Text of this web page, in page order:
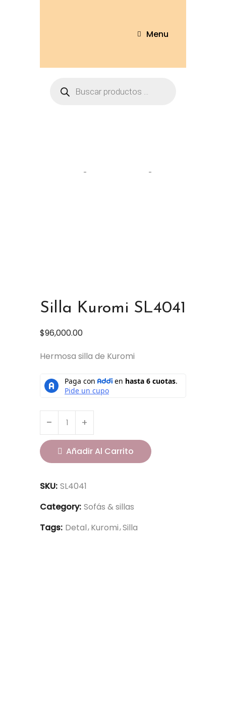
Menu
Silla Kuromi SL4041
$96,000.00
Hermosa silla de Kuromi
Añadir Al Carrito
SKU: SL4041
Category: Sofás & sillas
Tags: Detal Kuromi Silla